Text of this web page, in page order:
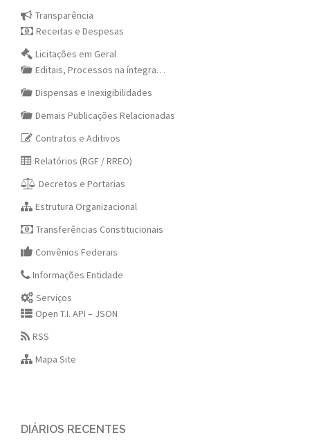
Transparência
Receitas e Despesas
Licitações em Geral
Editais, Processos na íntegra…
Dispensas e Inexigibilidades
Demais Publicações Relacionadas
Contratos e Aditivos
Relatórios (RGF / RREO)
Decretos e Portarias
Estrutura Organizacional
Transferências Constitucionais
Convênios Federais
Informações Entidade
Serviços
Open T.I. API – JSON
RSS
Mapa Site
DIÁRIOS RECENTES